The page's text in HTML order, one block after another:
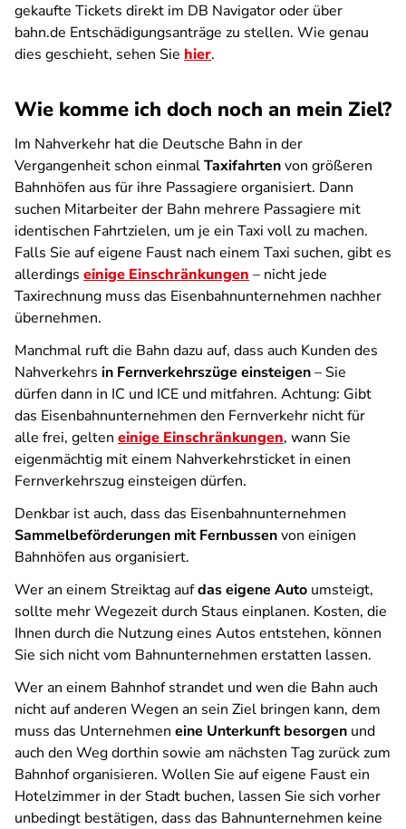
gekaufte Tickets direkt im DB Navigator oder über
bahn.de Entschädigungsanträge zu stellen. Wie genau
dies geschieht, sehen Sie hier.
Wie komme ich doch noch an mein Ziel?
Im Nahverkehr hat die Deutsche Bahn in der
Vergangenheit schon einmalTaxifahrtenvon größeren
Bahnhöfen aus für ihre Passagiere organisiert. Dann
suchen Mitarbeiter der Bahn mehrere Passagiere mit
identischen Fahrtzielen, um je ein Taxi voll zu machen.
Falls Sie auf eigene Faust nach einem Taxi suchen, gibt es
allerdings einige Einschränkungen – nicht jede
Taxirechnung muss das Eisenbahnunternehmen nachher
übernehmen.
Manchmal ruft die Bahn dazu auf, dass auch Kunden des
Nahverkehrs in Fernverkehrszüge einsteigen– Sie
dürfen dann in IC und ICE und mitfahren. Achtung: Gibt
das Eisenbahnunternehmen den Fernverkehr nicht für
alle frei, gelten einige Einschränkungen, wann Sie
eigenmächtig mit einem Nahverkehrsticket in einen
Fernverkehrszug einsteigen dürfen.
Denkbar ist auch, dass das Eisenbahnunternehmen
Sammelbeförderungen mit Fernbussenvon einigen
Bahnhöfen aus organisiert.
Wer an einem Streiktag aufdas eigene Auto umsteigt,
sollte mehr Wegezeit durch Staus einplanen. Kosten, die
Ihnen durch die Nutzung eines Autos entstehen, können
Sie sich nicht vom Bahnunternehmen erstatten lassen.
Wer an einem Bahnhof strandet und wen die Bahn auch
nicht auf anderen Wegen an sein Ziel bringen kann, dem
muss das Unternehmen eine Unterkunft besorgen und
auch den Weg dorthin sowie am nächsten Tag zurück zum
Bahnhof organisieren. Wollen Sie auf eigene Faust ein
Hotelzimmer in der Stadt buchen, lassen Sie sich vorher
unbedingt bestätigen, dass das Bahnunternehmen keine